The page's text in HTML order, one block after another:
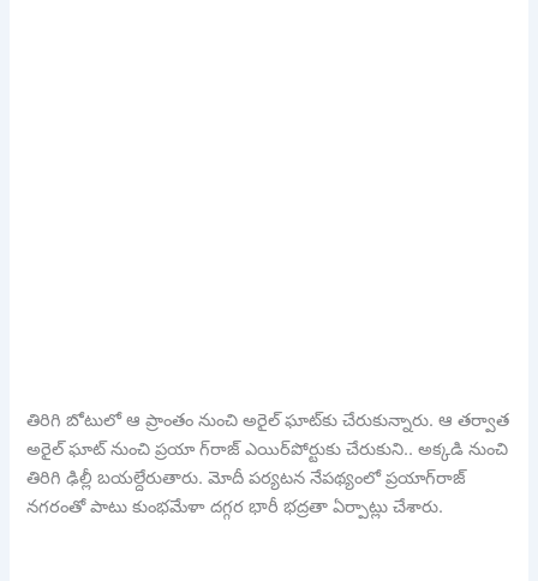
తిరిగి బోటులో ఆ ప్రాంతం నుంచి అరైల్‌ ఘాట్‌కు చేరుకున్నారు. ఆ తర్వాత
అరైల్ ఘాట్ నుంచి ప్రయా గ్‌రాజ్‌ ఎయిర్‌పోర్టుకు చేరుకుని.. అక్కడి నుంచి
తిరిగి ఢిల్లీ బయల్దేరుతారు. మోదీ పర్యటన నేపథ్యంలో ప్రయాగ్‌రాజ్
నగరంతో పాటు కుంభమేళా దగ్గర భారీ భద్రతా ఏర్పాట్లు చేశారు.